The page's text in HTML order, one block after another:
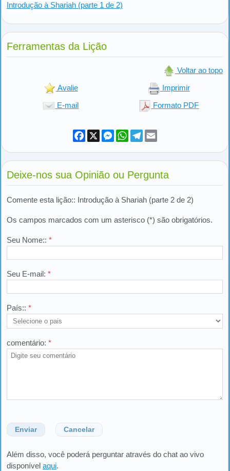
Introdução à Shariah (parte 1 de 2)
Ferramentas da Lição
Voltar ao topo
Avalie Imprimir
E-mail Formato PDF
Facebook
X Messenger
WhatsApp
Telegram
Deixe-nos sua Opinião ou Pergunta
Comente esta lição:: Introdução à Shariah (parte 2 de 2)
Os campos marcados com um asterisco (*) são obrigatórios.
Seu Nome:: *
Seu E-mail: *
País:: *
comentário: *
Enviar Cancelar
Além disso, você poderá perguntar através do chat ao vivo
disponível aqui.